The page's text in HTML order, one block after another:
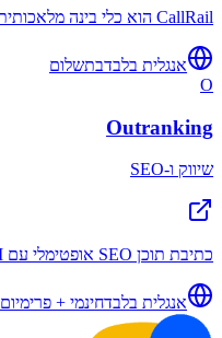
CallRail הוא כלי בינה מלאכותית.
אנגלית בלבדבתשלום
O
Outranking
שיווק ו-SEO
כתיבת תוכן SEO אופטימלי עם AI - מחקר מילות מפתח ואופטימיזציה.
אנגלית בלבדחינמי + פרימיום